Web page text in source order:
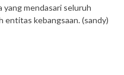
yang mendasari seluruh
entitas kebangsaan. (sandy)